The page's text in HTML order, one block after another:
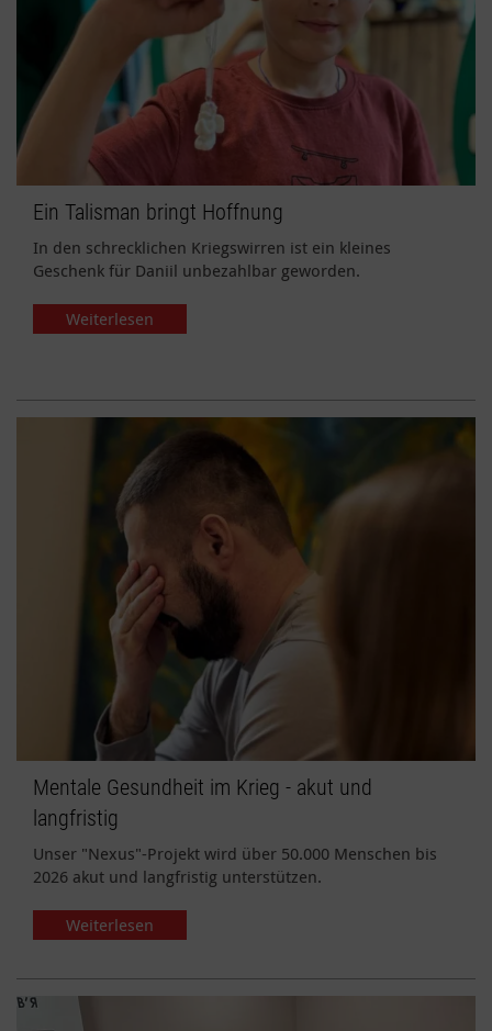
Ein Talisman bringt Hoffnung
In den schrecklichen Kriegswirren ist ein kleines
Geschenk für Daniil unbezahlbar geworden.
Weiterlesen
Mentale Gesundheit im Krieg - akut und
langfristig
Unser "Nexus"-Projekt wird über 50.000 Menschen bis
2026 akut und langfristig unterstützen.
Weiterlesen